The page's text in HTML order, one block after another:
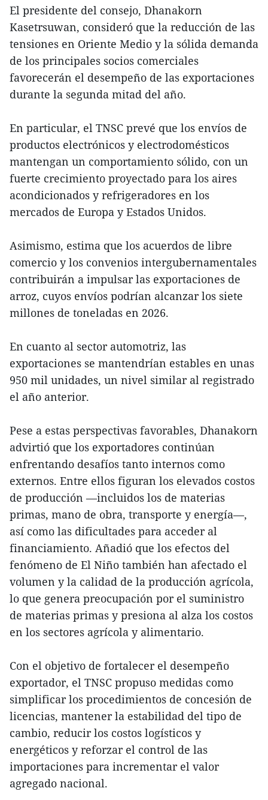
El presidente del consejo, Dhanakorn
Kasetrsuwan, consideró que la reducción de las
tensiones en Oriente Medio y la sólida demanda
de los principales socios comerciales
favorecerán el desempeño de las exportaciones
durante la segunda mitad del año.
En particular, el TNSC prevé que los envíos de
productos electrónicos y electrodomésticos
mantengan un comportamiento sólido, con un
fuerte crecimiento proyectado para los aires
acondicionados y refrigeradores en los
mercados de Europa y Estados Unidos.
Asimismo, estima que los acuerdos de libre
comercio y los convenios intergubernamentales
contribuirán a impulsar las exportaciones de
arroz, cuyos envíos podrían alcanzar los siete
millones de toneladas en 2026.
En cuanto al sector automotriz, las
exportaciones se mantendrían estables en unas
950 mil unidades, un nivel similar al registrado
el año anterior.
Pese a estas perspectivas favorables, Dhanakorn
advirtió que los exportadores continúan
enfrentando desafíos tanto internos como
externos. Entre ellos figuran los elevados costos
de producción —incluidos los de materias
primas, mano de obra, transporte y energía—,
así como las dificultades para acceder al
financiamiento. Añadió que los efectos del
fenómeno de El Niño también han afectado el
volumen y la calidad de la producción agrícola,
lo que genera preocupación por el suministro
de materias primas y presiona al alza los costos
en los sectores agrícola y alimentario.
Con el objetivo de fortalecer el desempeño
exportador, el TNSC propuso medidas como
simplificar los procedimientos de concesión de
licencias, mantener la estabilidad del tipo de
cambio, reducir los costos logísticos y
energéticos y reforzar el control de las
importaciones para incrementar el valor
agregado nacional.